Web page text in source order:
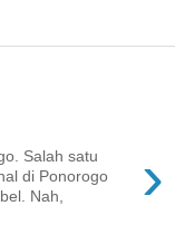
›
Salah satu
di Ponorogo
Nah,